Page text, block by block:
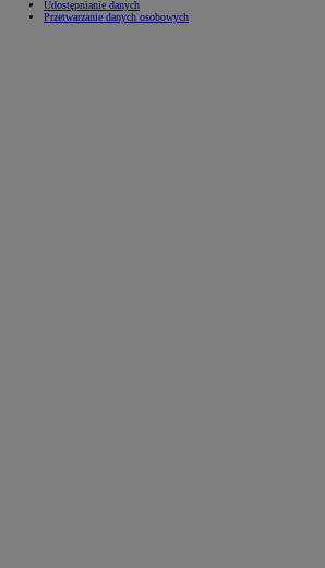
Udostępnianie danych
Przetwarzanie danych osobowych